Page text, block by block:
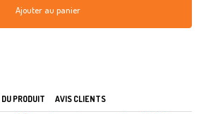
PRODUIT AVIS CLIENTS
Ajouter au panier